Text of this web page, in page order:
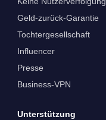
Geld-zurück-Garantie
Tochtergesellschaft
Influencer
Presse
Business-VPN
Unterstützung